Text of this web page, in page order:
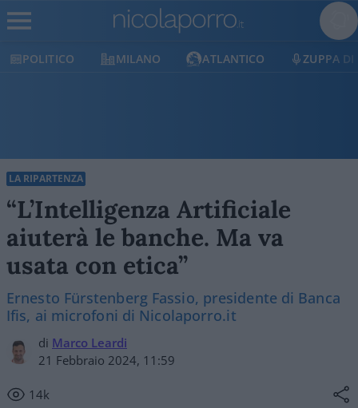
POLITICO MILANO ATLANTICO ZUPPA DI
LA RIPARTENZA
“L’Intelligenza Artificiale
aiuterà le banche. Ma va
usata con etica”
Ernesto Fürstenberg Fassio, presidente di Banca
Ifis, ai microfoni di Nicolaporro.it
di Marco Leardi
21 Febbraio 2024, 11:59
14k